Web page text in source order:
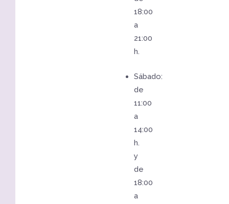
18:00
a
21:00
h.
Sábado:
de
11:00
a
14:00
h.
y
de
18:00
a